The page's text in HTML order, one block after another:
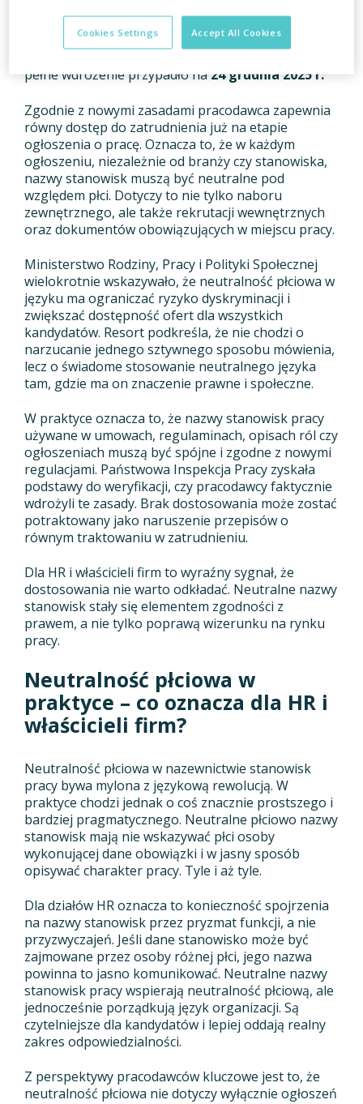
wdrażania unijnej dyrektywy dotyczącej równego
traktowania w zatrudnieniu. W Polsce kluczowe
pełne wdrożenie przypadło na 24 grudnia 2025 r.
Zgodnie z nowymi zasadami pracodawca zapewnia
równy dostęp do zatrudnienia już na etapie
ogłoszenia o pracę. Oznacza to, że w każdym
ogłoszeniu, niezależnie od branży czy stanowiska,
nazwy stanowisk muszą być neutralne pod
względem płci. Dotyczy to nie tylko naboru
zewnętrznego, ale także rekrutacji wewnętrznych
oraz dokumentów obowiązujących w miejscu pracy.
Ministerstwo Rodziny, Pracy i Polityki Społecznej
wielokrotnie wskazywało, że neutralność płciowa w
języku ma ograniczać ryzyko dyskryminacji i
zwiększać dostępność ofert dla wszystkich
kandydatów. Resort podkreśla, że nie chodzi o
narzucanie jednego sztywnego sposobu mówienia,
lecz o świadome stosowanie neutralnego języka
tam, gdzie ma on znaczenie prawne i społeczne.
W praktyce oznacza to, że nazwy stanowisk pracy
używane w umowach, regulaminach, opisach ról czy
ogłoszeniach muszą być spójne i zgodne z nowymi
regulacjami. Państwowa Inspekcja Pracy zyskała
podstawy do weryfikacji, czy pracodawcy faktycznie
wdrożyli te zasady. Brak dostosowania może zostać
potraktowany jako naruszenie przepisów o
równym traktowaniu w zatrudnieniu.
Dla HR i właścicieli firm to wyraźny sygnał, że
dostosowania nie warto odkładać. Neutralne nazwy
stanowisk stały się elementem zgodności z
prawem, a nie tylko poprawą wizerunku na rynku
pracy.
Neutralność płciowa w
praktyce – co oznacza dla HR i
właścicieli firm?
Neutralność płciowa w nazewnictwie stanowisk
pracy bywa mylona z językową rewolucją. W
praktyce chodzi jednak o coś znacznie prostszego i
bardziej pragmatycznego. Neutralne płciowo nazwy
stanowisk mają nie wskazywać płci osoby
wykonującej dane obowiązki i w jasny sposób
opisywać charakter pracy. Tyle i aż tyle.
Dla działów HR oznacza to konieczność spojrzenia
na nazwy stanowisk przez pryzmat funkcji, a nie
przyzwyczajeń. Jeśli dane stanowisko może być
zajmowane przez osoby różnej płci, jego nazwa
powinna to jasno komunikować. Neutralne nazwy
stanowisk pracy wspierają neutralność płciową, ale
jednocześnie porządkują język organizacji. Są
czytelniejsze dla kandydatów i lepiej oddają realny
zakres odpowiedzialności.
Z perspektywy pracodawców kluczowe jest to, że
neutralność płciowa nie dotyczy wyłącznie ogłoszeń
Accept All Cookies
Cookies Settings